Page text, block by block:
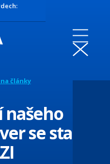
články
našeho
se stala